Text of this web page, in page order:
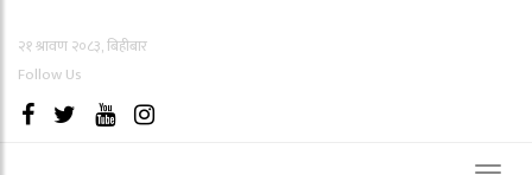
२१ श्रावण २०८३, बिहीबार
Follow Us